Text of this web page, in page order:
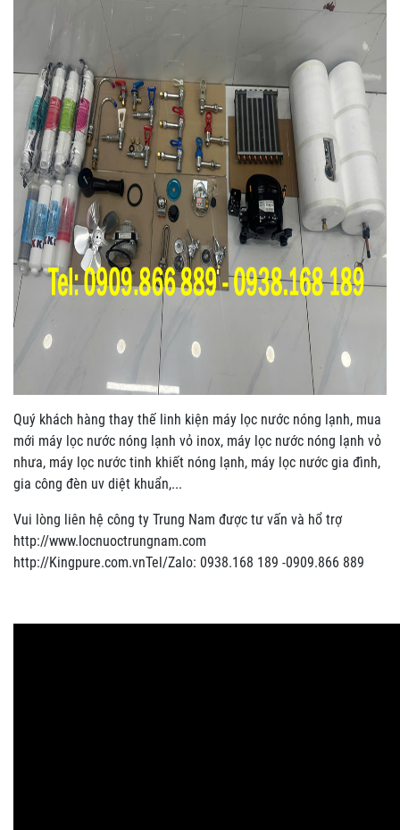
Quý khách hàng thay thế linh kiện máy lọc nước nóng lạnh, mua
mới máy lọc nước nóng lạnh vỏ inox, máy lọc nước nóng lạnh vỏ
nhưa, máy lọc nước tinh khiết nóng lạnh, máy lọc nước gia đình,
gia công đèn uv diệt khuẩn,...
Vui lòng liên hệ công ty Trung Nam được tư vấn và hổ trợ
http://www.locnuoctrungnam.com
http://Kingpure.com.vnTel/Zalo: 0938.168 189 -0909.866 889